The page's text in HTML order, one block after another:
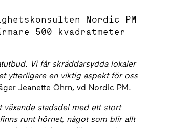
Nordic PM
500 kvadratmeter
Vi får skräddarsydda lokaler
ytterligare en viktig aspekt för oss
Jeanette Öhrn, vd Nordic PM.
växande stadsdel med ett stort
runt hörnet, något som blir allt